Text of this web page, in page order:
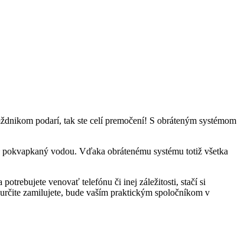
podarí, tak ste celí premočení! S obráteným systémom
vodou. Vďaka obrátenému systému totiž všetka
venovať telefónu či inej záležitosti, stačí si
zamilujete, bude vaším praktickým spoločníkom v